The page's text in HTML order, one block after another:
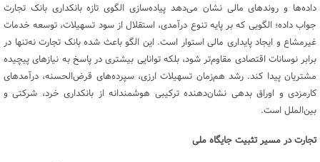
داده‌ها و روندهای مالی نشان می‌دهد پیاده‌سازی الگوی تازه بانکداری بانک تجارت
جواب داده؛ الگویی که بر پایه تنوع درآمدی، استقلال از سود تسهیلات، توسعه خدمات
غیرمشاع و ایجاد پایداری مالی استوار است. این الگو باعث شده بانک تجارت نه‌تنها در
برابر نوسانات اقتصادی مقاوم‌تر شود، بلکه توانایی بیشتری در پاسخ به نیازهای پیچیده
مشتریان پیدا کند. رشد هم‌زمان تسهیلات ارزی، سپرده‌های قرض‌الحسنه، درآمدهای
کارمزدی و اوراق بدهی نشان‌دهنده ترکیبی هوشمندانه از بانکداری خرد، شرکتی و
بین‌الملل است.
تجارت در مسیر تثبیت جایگاه ملی